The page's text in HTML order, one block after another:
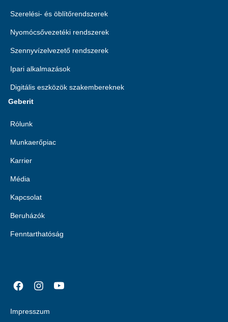
Szerelési- és öblítőrendszerek
Nyomócsővezetéki rendszerek
Szennyvízelvezető rendszerek
Ipari alkalmazások
Digitális eszközök szakembereknek
Geberit
Rólunk
Munkaerőpiac
Karrier
Média
Kapcsolat
Beruházók
Fenntarthatóság
Impresszum